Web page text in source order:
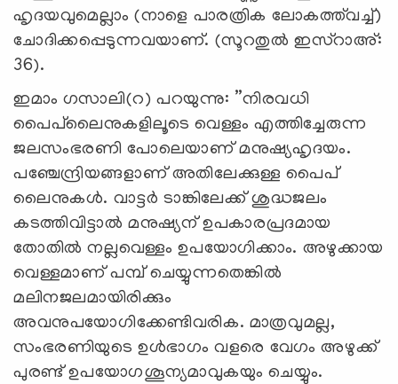
ഹൃദയവുമെല്ലാം (നാളെ പാരത്രിക ലോകത്ത്‌വച്ച്)
ചോദിക്കപ്പെടുന്നവയാണ്. (സൂറതുല്‍ ഇസ്‌റാഅ്:
36).
ഇമാം ഗസാലി(റ) പറയുന്നു: ”നിരവധി
പൈപ്‌ലൈനുകളിലൂടെ വെള്ളം എത്തിച്ചേരുന്ന
ജലസംഭരണി പോലെയാണ് മനുഷ്യഹൃദയം.
പഞ്ചേന്ദ്രിയങ്ങളാണ് അതിലേക്കുള്ള പൈപ്
ലൈനുകള്‍. വാട്ടര്‍ ടാങ്കിലേക്ക് ശുദ്ധജലം
കടത്തിവിട്ടാല്‍ മനുഷ്യന് ഉപകാരപ്രദമായ
തോതില്‍ നല്ലവെള്ളം ഉപയോഗിക്കാം. അഴുക്കായ
വെള്ളമാണ് പമ്പ് ചെയ്യുന്നതെങ്കില്‍
മലിനജലമായിരിക്കും
അവനുപയോഗിക്കേണ്ടിവരിക. മാത്രവുമല്ല,
സംഭരണിയുടെ ഉള്‍ഭാഗം വളരെ വേഗം അഴുക്ക്
പുരണ്ട് ഉപയോഗശൂന്യമാവുകയും ചെയ്യും.